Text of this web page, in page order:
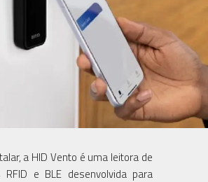
a HID Vento é uma leitora de
RFID e BLE desenvolvida para